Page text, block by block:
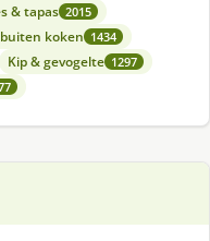
& tapas 2015
buiten koken 1434
Kip & gevogelte 1297